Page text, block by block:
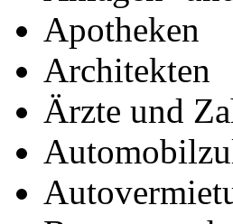
Apotheken
Architekten
Ärzte und